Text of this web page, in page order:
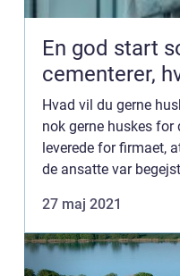
En god start
cementerer,
Hvad vil du gerne
nok gerne huskes for
leverede for firmaet,
de ansatte var
hvis ...
27 maj 2021